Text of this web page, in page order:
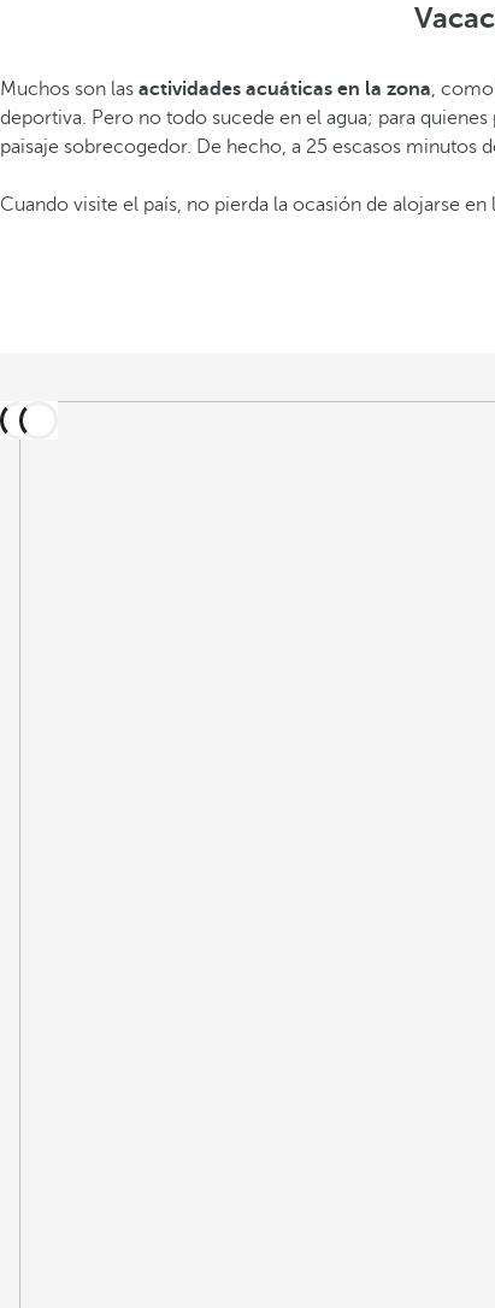
Muchos son las actividades acuáticas en la zona,
deportiva. Pero no todo sucede en el agua; para
paisaje sobrecogedor. De hecho, a 25 escasos minutos
Cuando visite el país, no pierda la ocasión de alojarse en